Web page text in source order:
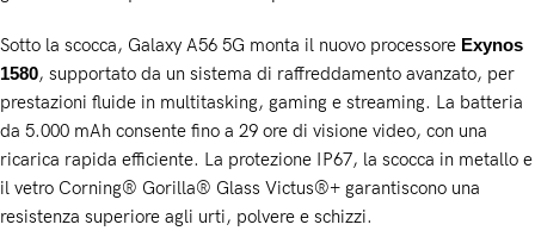
Sotto la scocca, Galaxy A56 5G monta il nuovo processore Exynos
1580, supportato da un sistema di raffreddamento avanzato, per
prestazioni fluide in multitasking, gaming e streaming. La batteria
da 5.000 mAh consente fino a 29 ore di visione video, con una
ricarica rapida efficiente. La protezione IP67, la scocca in metallo e
il vetro Corning® Gorilla® Glass Victus®+ garantiscono una
resistenza superiore agli urti, polvere e schizzi.